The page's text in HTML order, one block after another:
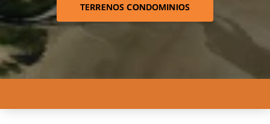
TERRENOS CONDOMINIOS